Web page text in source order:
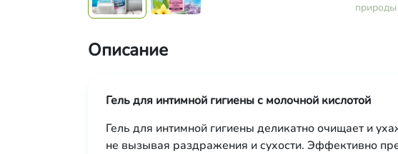
природы
Описание
Гель для интимной гигиены с молочной кислотой
Гель для интимной гигиены деликатно очищает и
не вызывая раздражения и сухости. Эффективно